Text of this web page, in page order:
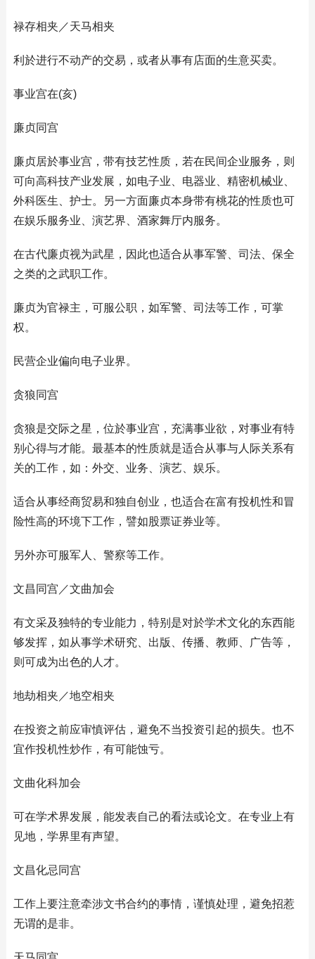
禄存相夹／天马相夹
利於进行不动产的交易，或者从事有店面的生意买卖。
事业宫在(亥)
廉贞同宫
廉贞居於事业宫，带有技艺性质，若在民间企业服务，则
可向高科技产业发展，如电子业、电器业、精密机械业、
外科医生、护士。另一方面廉贞本身带有桃花的性质也可
在娱乐服务业、演艺界、酒家舞厅内服务。
在古代廉贞视为武星，因此也适合从事军警、司法、保全
之类的之武职工作。
廉贞为官禄主，可服公职，如军警、司法等工作，可掌
权。
民营企业偏向电子业界。
贪狼同宫
贪狼是交际之星，位於事业宫，充满事业欲，对事业有特
别心得与才能。最基本的性质就是适合从事与人际关系有
关的工作，如：外交、业务、演艺、娱乐。
适合从事经商贸易和独自创业，也适合在富有投机性和冒
险性高的环境下工作，譬如股票证券业等。
另外亦可服军人、警察等工作。
文昌同宫／文曲加会
有文采及独特的专业能力，特别是对於学术文化的东西能
够发挥，如从事学术研究、出版、传播、教师、广告等，
则可成为出色的人才。
地劫相夹／地空相夹
在投资之前应审慎评估，避免不当投资引起的损失。也不
宜作投机性炒作，有可能蚀亏。
文曲化科加会
可在学术界发展，能发表自己的看法或论文。在专业上有
见地，学界里有声望。
文昌化忌同宫
工作上要注意牵涉文书合约的事情，谨慎处理，避免招惹
无谓的是非。